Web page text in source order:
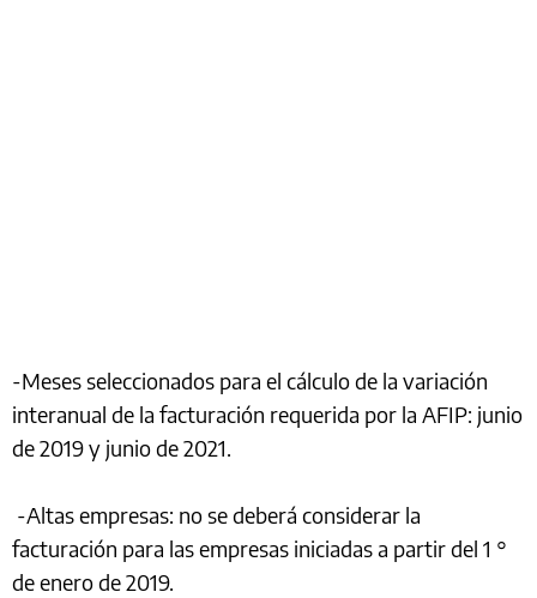
-Meses seleccionados para el cálculo de la variación
interanual de la facturación requerida por la AFIP: junio
de 2019 y junio de 2021.
-Altas empresas: no se deberá considerar la
facturación para las empresas iniciadas a partir del 1 °
de enero de 2019.